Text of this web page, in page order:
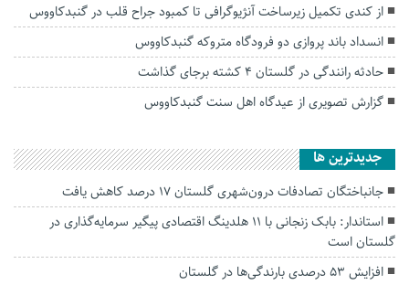
از کندی تکمیل زیرساخت‌ آنژیوگرافی تا کمبود جراح قلب در گنبدکاووس
انسداد باند پروازی دو فرودگاه متروکه گنبدکاووس
حادثه رانندگی در گلستان ۴ کشته برجای گذاشت
گزارش تصویری از عیدگاه اهل سنت گنبدکاووس
جديدترين ها
جانباختگان تصادفات درون‌شهری گلستان ۱۷ درصد کاهش یافت
استاندار: بابک زنجانی با ۱۱ هلدینگ اقتصادی پیگیر سرمایه‌گذاری در
گلستان است
افزایش ۵۳ درصدی بارندگی‌ها در گلستان